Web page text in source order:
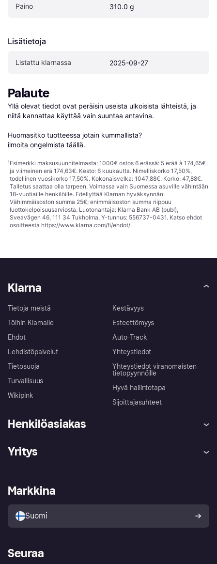
Paino 310.0 g
Lisätietoja
Listattu klarnassa 2025-09-27
Palaute
Yllä olevat tiedot ovat peräisin useista ulkoisista lähteistä, ja
niitä kannattaa käyttää vain suuntaa antavina.
Huomasitko tuotteessa jotain kummallista?
ilmoita ongelmista täällä.
¹Esimerkki maksusuunnitelmasta: 1000€ ostos 6 erässä: 5 erää à 174,65€
ja viimeinen erä 174,63€. Kesto: 6 kuukautta. Nimelliskorko 17,50%,
todellinen vuosikorko 17,50%. Kokonaisvelka: 1047,88€. Korko: 47,88€.
Talletus saattaa olla tarpeen. Voimassa vain Suomessa asuville vähintään
18-vuotiaille henkilöille. Edellyttää Klarnan hyväksynnän.
Vähimmäisoston summa 25€; enimmäisoston summa riippuu
luottokelpoisuusarviosta. Luotonantaja: Klarna Bank AB (publ),
Sveavägen 46, 111 34 Tukholma, Y-tunnus: 556737-0431. Katso ehdot
osoitteesta https://www.klarna.com/fi/ehdot/.
Klarna
Tietoja meistä
Töihin Klarnalle
Ehdot
Lehdistöpalvelut
Tietosuoja
Turvallisuus
Wikipink
Kestävyys
Esteettömyys
Auto-Track
Yhteystiedot
Yhteystiedot viranomaisten
tietopyynnöille
Hyvä hallintotapa
Sijoittajasuhteet
Henkilöasiakas
Kirjaudu sisään
Tutustu kauppoihin
Ostajan turva
Yritys
Kirjaudu sisään yrityksenä
Markkina
Suomi
Seuraa